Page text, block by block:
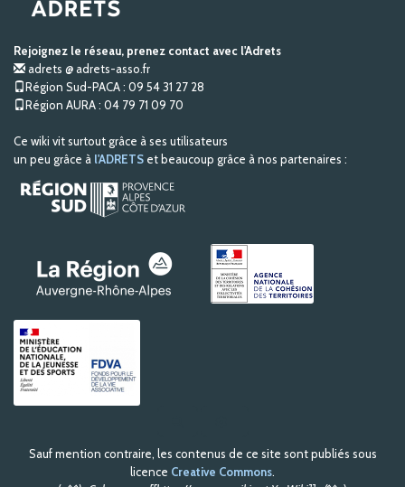
Rejoignez le réseau, prenez contact avec l'Adrets
adrets @ adrets-asso.fr
Région Sud-PACA : 09 54 31 27 28
Région AURA : 04 79 71 09 70
Ce wiki vit surtout grâce à ses utilisateurs
un peu grâce à l'ADRETS et beaucoup grâce à nos partenaires :
h
e
r
Sauf mention contraire, les contenus de ce site sont publiés sous
licence Creative Commons.